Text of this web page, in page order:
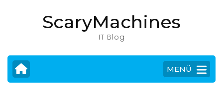
drücken)
ScaryMachines
IT Blog
MENÜ